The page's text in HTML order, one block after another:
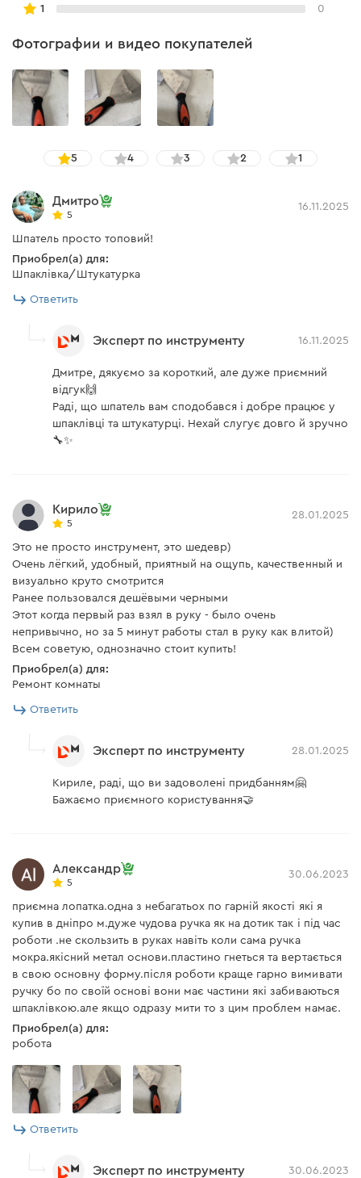
1 0
Фотографии и видео покупателей
5 4 3 2 1
Дмитро
5
16.11.2025
Шпатель просто топовий!
Приобрел(а) для:
Шпаклівка/Штукатурка
Ответить
Эксперт по инструменту 16.11.2025
Дмитре, дякуємо за короткий, але дуже приємний
відгук🙌
Раді, що шпатель вам сподобався і добре працює у
шпаклівці та штукатурці. Нехай слугує довго й зручно
🔧✨
Кирило
5
28.01.2025
Это не просто инструмент, это шедевр)
Очень лёгкий, удобный, приятный на ощупь, качественный и
визуально круто смотрится
Ранее пользовался дешёвыми черными
Этот когда первый раз взял в руку - было очень
непривычно, но за 5 минут работы стал в руку как влитой)
Всем советую, однозначно стоит купить!
Приобрел(а) для:
Ремонт комнаты
Ответить
Эксперт по инструменту 28.01.2025
Кириле, раді, що ви задоволені придбанням🤗
Бажаємо приємного користування🤝
Александр
5
30.06.2023
приємна лопатка.одна з небагатьох по гарній якості які я
купив в дніпро м.дуже чудова ручка як на дотик так і під час
роботи .не скользить в руках навіть коли сама ручка
мокра.якісний метал основи.пластино гнеться та вертається
в свою основну форму.після роботи краще гарно вимивати
ручку бо по своїй основі вони має частини які забиваються
шпаклівкою.але якщо одразу мити то з цим проблем намає.
Приобрел(а) для:
робота
Ответить
Эксперт по инструменту 30.06.2023